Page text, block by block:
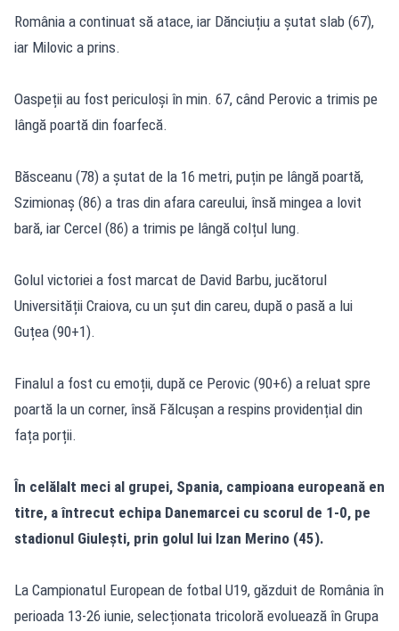
România a continuat să atace, iar Dănciuțiu a șutat slab (67),
iar Milovic a prins.
Oaspeții au fost periculoși în min. 67, când Perovic a trimis pe
lângă poartă din foarfecă.
Băsceanu (78) a șutat de la 16 metri, puțin pe lângă poartă,
Szimionaș (86) a tras din afara careului, însă mingea a lovit
bară, iar Cercel (86) a trimis pe lângă colțul lung.
Golul victoriei a fost marcat de David Barbu, jucătorul
Universității Craiova, cu un șut din careu, după o pasă a lui
Guțea (90+1).
Finalul a fost cu emoții, după ce Perovic (90+6) a reluat spre
poartă la un corner, însă Fălcușan a respins providențial din
fața porții.
În celălalt meci al grupei, Spania, campioana europeană en
titre, a întrecut echipa Danemarcei cu scorul de 1-0, pe
stadionul Giulești, prin golul lui Izan Merino (45).
La Campionatul European de fotbal U19, găzduit de România în
perioada 13-26 iunie, selecționata tricoloră evoluează în Grupa